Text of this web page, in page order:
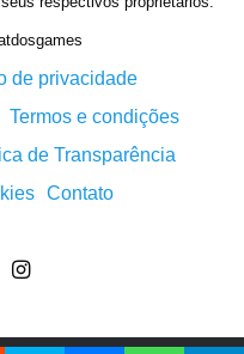
de privacidade
Termos e condições
de Transparência
Contato
Instagram